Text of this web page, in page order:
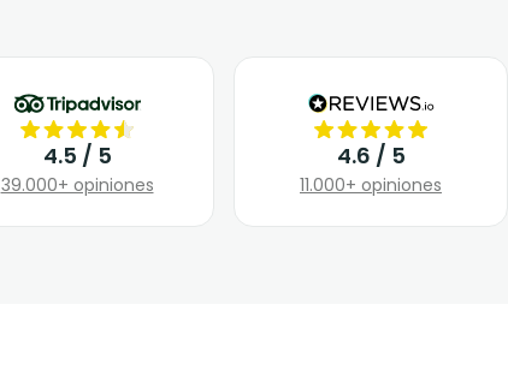
4.5 / 5
39.000+ opiniones
4.6 / 5
11.000+ opiniones